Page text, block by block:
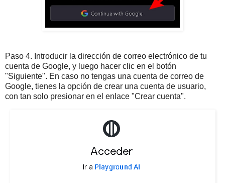
Paso 4. Introducir la dirección de correo electrónico de tu
cuenta de Google, y luego hacer clic en el botón
"Siguiente". En caso no tengas una cuenta de correo de
Google, tienes la opción de crear una cuenta de usuario,
con tan solo presionar en el enlace "Crear cuenta".